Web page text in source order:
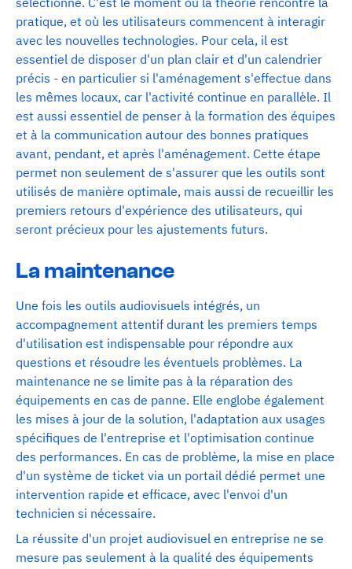
pratique, et où les utilisateurs commencent à interagir
avec les nouvelles technologies. Pour cela, il est
essentiel de disposer d'un plan clair et d'un calendrier
précis - en particulier si l'aménagement s'effectue dans
les mêmes locaux, car l'activité continue en parallèle. Il
est aussi essentiel de penser à la formation des équipes
et à la communication autour des bonnes pratiques
avant, pendant, et après l'aménagement. Cette étape
permet non seulement de s'assurer que les outils sont
utilisés de manière optimale, mais aussi de recueillir les
premiers retours d'expérience des utilisateurs, qui
seront précieux pour les ajustements futurs.
La maintenance
Une fois les outils audiovisuels intégrés, un
accompagnement attentif durant les premiers temps
d'utilisation est indispensable pour répondre aux
questions et résoudre les éventuels problèmes. La
maintenance ne se limite pas à la réparation des
équipements en cas de panne. Elle englobe également
les mises à jour de la solution, l'adaptation aux usages
spécifiques de l'entreprise et l'optimisation continue
des performances. En cas de problème, la mise en place
d'un système de ticket via un portail dédié permet une
intervention rapide et efficace, avec l'envoi d'un
technicien si nécessaire.
La réussite d'un projet audiovisuel en entreprise ne se
mesure pas seulement à la qualité des équipements